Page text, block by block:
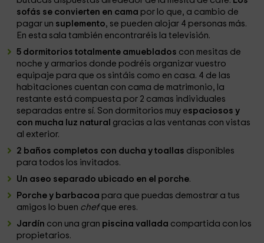
sofás se convierten en cama por lo que, a cambio de
pagar un suplemento, se pueden alojar 4 personas más.
En esta sala también encontraréis la televisión.
5 dormitorios totalmente amueblados con mesitas de
noche y armarios donde podréis organizar vuestro
equipaje para que os sintáis como en casa. 4 de las
habitaciones cuentan con cama de matrimonio, la
restante está compuesta por 2 camas individuales
separadas entre sí. Son dormitorios muy espaciosos y
con mucha luz natural gracias a las ventanas con vistas
al exterior.
2 baños completos con ducha y toallas disponibles
para todos los invitados.
Un aseo separado ubicado en el porche.
Porche y barbacoa para que puedas demostrar a tus
amigos lo buen chef que eres.
Jardín con una gran piscina vallada compartida con los
propietarios.